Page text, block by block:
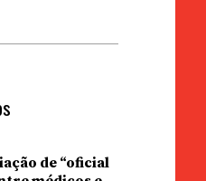
de “oficial